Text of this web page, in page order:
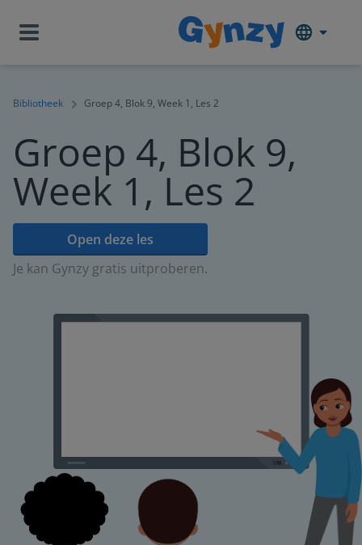
Bibliotheek Groep 4, Blok 9, Week 1, Les 2
Groep 4, Blok 9,
Week 1, Les 2
Open deze les
Je kan Gynzy gratis uitproberen.